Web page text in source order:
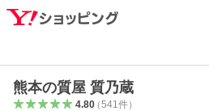
熊本の質屋 質乃蔵
4.80（541 件）